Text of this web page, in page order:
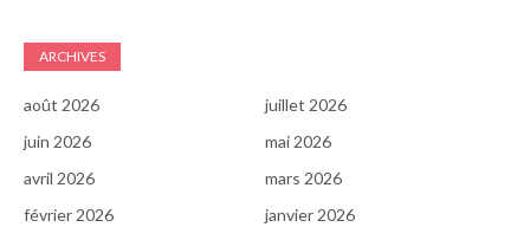
ARCHIVES
août 2026
juillet 2026
juin 2026
mai 2026
avril 2026
mars 2026
février 2026
janvier 2026